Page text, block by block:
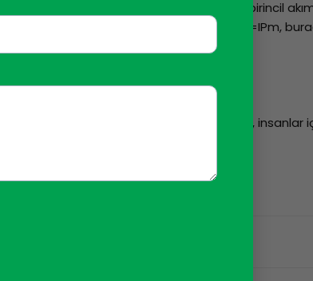
IPn/ISn=N, burada IPn nominal birincil
akımın değerinden belirlenebilir: ISm*N=IPm,
edilir.
yasaktır (ortaya çıkabilecek yüksek voltaj,